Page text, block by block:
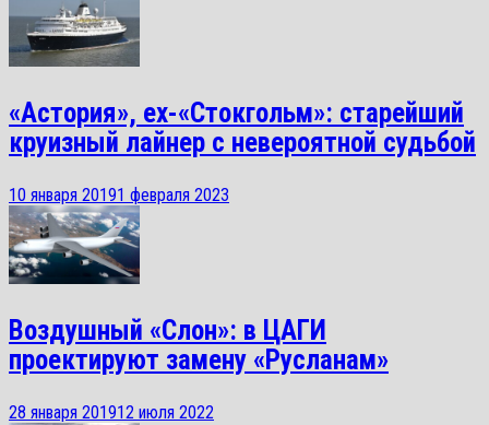
«Астория», ex-«Стокгольм»: старейший
круизный лайнер с невероятной судьбой
10 января 20191 февраля 2023
Воздушный «Слон»: в ЦАГИ
проектируют замену «Русланам»
28 января 201912 июля 2022